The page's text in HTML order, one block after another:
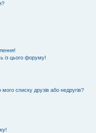
із цього форуму!
списку друзів або недругів?